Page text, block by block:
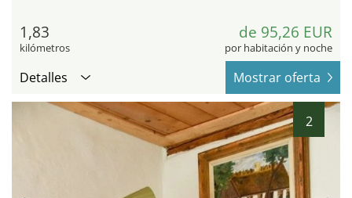
1,83
kilómetros
de 95,26 EUR
por habitación y noche
Detalles Mostrar oferta
2